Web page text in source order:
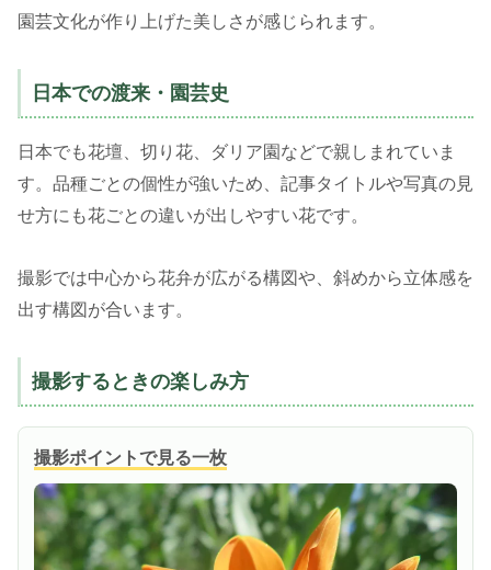
園芸文化が作り上げた美しさが感じられます。
日本での渡来・園芸史
日本でも花壇、切り花、ダリア園などで親しまれていま
す。品種ごとの個性が強いため、記事タイトルや写真の見
せ方にも花ごとの違いが出しやすい花です。
撮影では中心から花弁が広がる構図や、斜めから立体感を
出す構図が合います。
撮影するときの楽しみ方
撮影ポイントで見る一枚